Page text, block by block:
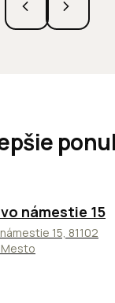
námestie 15
15, 81102